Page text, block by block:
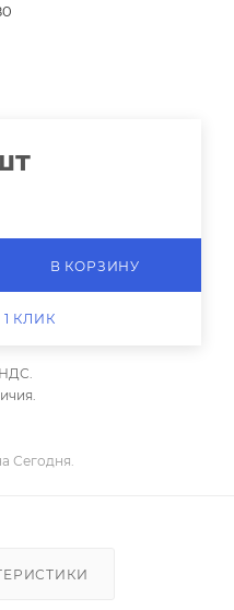
В КОРЗИНУ
КЛИК
Сегодня.